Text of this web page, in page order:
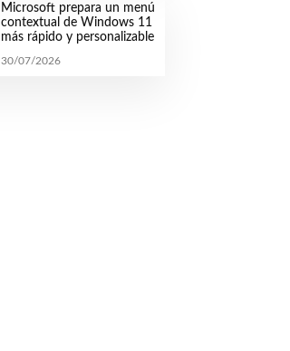
Microsoft prepara un menú
contextual de Windows 11
más rápido y personalizable
30/07/2026